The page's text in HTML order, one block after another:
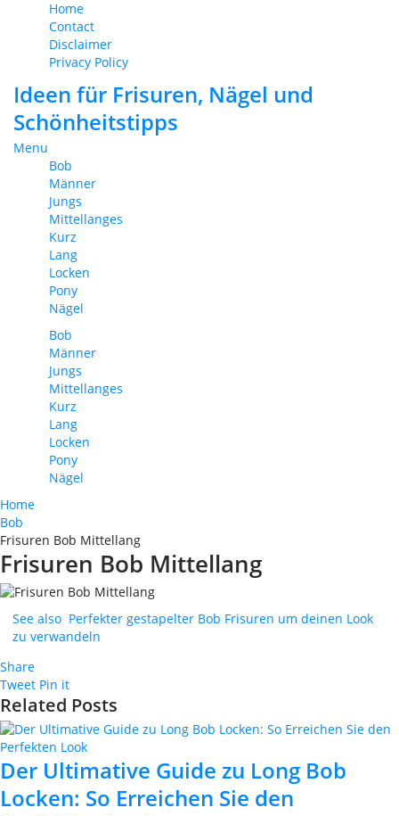
Home
Contact
Disclaimer
Privacy Policy
Ideen für Frisuren, Nägel und
Schönheitstipps
Menu
Bob
Männer
Jungs
Mittellanges
Kurz
Lang
Locken
Pony
Nägel
Bob
Männer
Jungs
Mittellanges
Kurz
Lang
Locken
Pony
Nägel
Home
Bob
Frisuren Bob Mittellang
Frisuren Bob Mittellang
See also Perfekter gestapelter Bob Frisuren um deinen Look
zu verwandeln
Share
Tweet Pin it
Related Posts
Der Ultimative Guide zu Long Bob
Locken: So Erreichen Sie den